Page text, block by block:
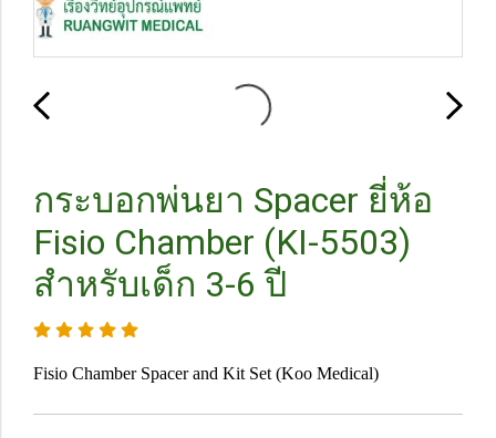
กระบอกพ่นยา Spacer ยี่ห้อ
Fisio Chamber (KI-5503)
สำหรับเด็ก 3-6 ปี
Fisio Chamber Spacer and Kit Set (Koo Medical)